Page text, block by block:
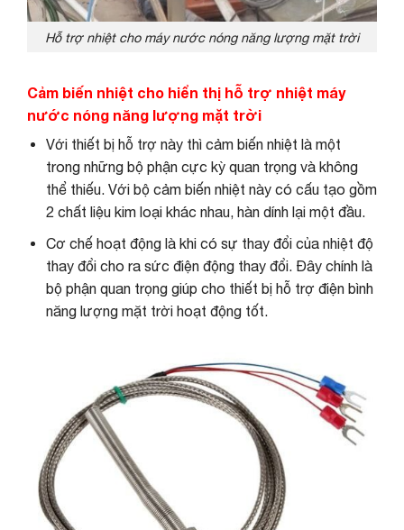
Hỗ trợ nhiệt cho máy nước nóng năng lượng mặt trời
Cảm biến nhiệt cho hiển thị hỗ trợ nhiệt máy
nước nóng năng lượng mặt trời
Với thiết bị hỗ trợ này thì cảm biến nhiệt là một
trong những bộ phận cực kỳ quan trọng và không
thể thiếu. Với bộ cảm biến nhiệt này có cấu tạo gồm
2 chất liệu kim loại khác nhau, hàn dính lại một đầu.
Cơ chế hoạt động là khi có sự thay đổi của nhiệt độ
thay đổi cho ra sức điện động thay đổi. Đây chính là
bộ phận quan trọng giúp cho thiết bị hỗ trợ điện bình
năng lượng mặt trời hoạt động tốt.